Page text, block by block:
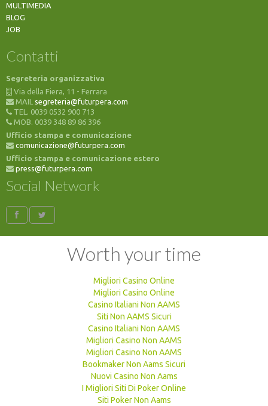
MULTIMEDIA
BLOG
JOB
Contatti
Segreteria organizzativa
Via della Fiera, 11 - Ferrara
MAIL segreteria@futurpera.com
TEL. 0039 0532 900 713
MOB. 0039 348 89 86 396
Ufficio stampa e comunicazione
comunicazione@futurpera.com
Ufficio stampa e comunicazione estero
press@futurpera.com
Social Network
Worth your time
Migliori Casino Online
Migliori Casino Online
Casino Italiani Non AAMS
Siti Non AAMS Sicuri
Casino Italiani Non AAMS
Migliori Casino Non AAMS
Migliori Casino Non AAMS
Bookmaker Non Aams Sicuri
Nuovi Casino Non Aams
I Migliori Siti Di Poker Online
Siti Poker Non Aams